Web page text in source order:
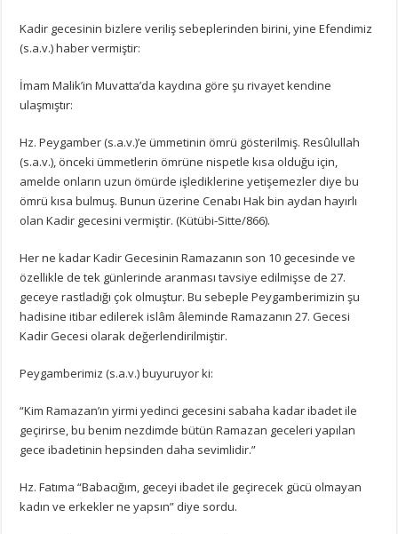
Kadir gecesinin bizlere veriliş sebeplerinden birini, yine Efendimiz
(s.a.v.) haber vermiştir:
İmam Malik’in Muvatta’da kaydına göre şu rivayet kendine
ulaşmıştır:
Hz. Peygamber (s.a.v.)’e ümmetinin ömrü gösterilmiş. Resûlullah
(s.a.v.), önceki ümmetlerin ömrüne nispetle kısa olduğu için,
amelde onların uzun ömürde işlediklerine yetişemezler diye bu
ömrü kısa bulmuş. Bunun üzerine Cenabı Hak bin aydan hayırlı
olan Kadir gecesini vermiştir. (Kütübi-Sitte/866).
Her ne kadar Kadir Gecesinin Ramazanın son 10 gecesinde ve
özellikle de tek günlerinde aranması tavsiye edilmişse de 27.
geceye rastladığı çok olmuştur. Bu sebeple Peygamberimizin şu
hadisine itibar edilerek islâm âleminde Ramazanın 27. Gecesi
Kadir Gecesi olarak değerlendirilmiştir.
Peygamberimiz (s.a.v.) buyuruyor ki:
“Kim Ramazan’ın yirmi yedinci gecesini sabaha kadar ibadet ile
geçirirse, bu benim nezdimde bütün Ramazan geceleri yapılan
gece ibadetinin hepsinden daha sevimlidir.”
Hz. Fatıma “Babacığım, geceyi ibadet ile geçirecek gücü olmayan
kadın ve erkekler ne yapsın” diye sordu.